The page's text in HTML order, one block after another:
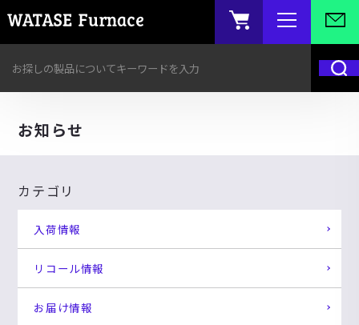
お知らせ
カテゴリ
入荷情報
リコール情報
お届け情報